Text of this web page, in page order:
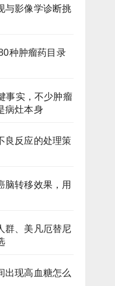
与影像学诊断挑
种肿瘤药目录
事实，不少肿瘤
病灶本身
良反应的处理策
脑转移效果，用
群、美凡厄替尼
出现高血糖怎么